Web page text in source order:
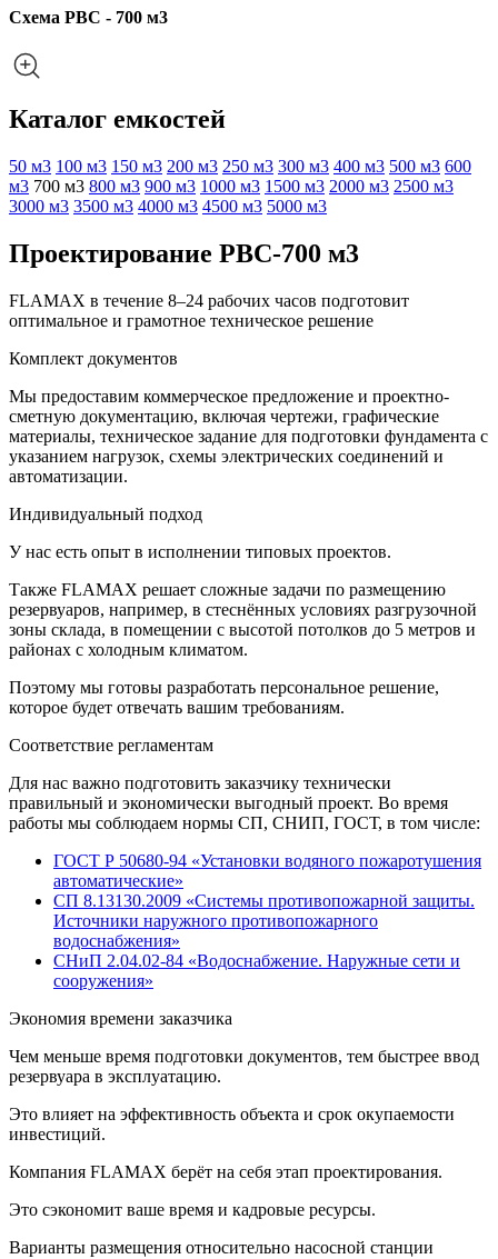
Схема РВС - 700 м3
Каталог емкостей
50 м3 100 м3 150 м3 200 м3 250 м3 300 м3 400 м3 500 м3 600
м3 700 м3 800 м3 900 м3 1000 м3 1500 м3 2000 м3 2500 м3
3000 м3 3500 м3 4000 м3 4500 м3 5000 м3
Проектирование РВС-700 м3
FLAMAX в течение 8–24 рабочих часов подготовит
оптимальное и грамотное техническое решение
Комплект документов
Мы предоставим коммерческое предложение и проектно-
сметную документацию, включая чертежи, графические
материалы, техническое задание для подготовки фундамента с
указанием нагрузок, схемы электрических соединений и
автоматизации.
Индивидуальный подход
У нас есть опыт в исполнении типовых проектов.
Также FLAMAX решает сложные задачи по размещению
резервуаров, например, в стеснённых условиях разгрузочной
зоны склада, в помещении с высотой потолков до 5 метров и
районах с холодным климатом.
Поэтому мы готовы разработать персональное решение,
которое будет отвечать вашим требованиям.
Соответствие регламентам
Для нас важно подготовить заказчику технически
правильный и экономически выгодный проект. Во время
работы мы соблюдаем нормы СП, СНИП, ГОСТ, в том числе:
ГОСТ Р 50680-94 «Установки водяного пожаротушения
автоматические»
СП 8.13130.2009 «Системы противопожарной защиты.
Источники наружного противопожарного
водоснабжения»
СНиП 2.04.02-84 «Водоснабжение. Наружные сети и
сооружения»
Экономия времени заказчика
Чем меньше время подготовки документов, тем быстрее ввод
резервуара в эксплуатацию.
Это влияет на эффективность объекта и срок окупаемости
инвестиций.
Компания FLAMAX берёт на себя этап проектирования.
Это сэкономит ваше время и кадровые ресурсы.
Варианты размещения относительно насосной станции